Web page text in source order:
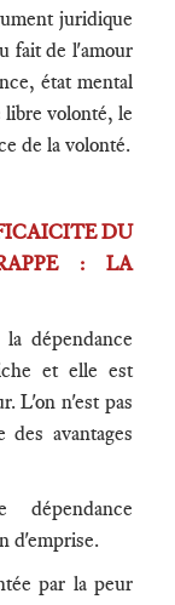
juridique
fait de l'amour
état mental
libre volonté, le
de la volonté.
DU
: LA
dépendance
et elle est
L'on n'est pas
avantages
d'emprise.
par la peur